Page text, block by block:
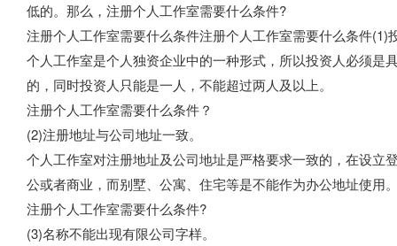
低的。那么，注册个人工作室需要什么条件?
注册个人工作室需要什么条件注册个人工作室需要什么条件(1)
个人工作室是个人独资企业中的一种形式，所以投资人必须是
的，同时投资人只能是一人，不能超过两人及以上。
注册个人工作室需要什么条件？
(2)注册地址与公司地址一致。
个人工作室对注册地址及公司地址是严格要求一致的，在设
公或者商业，而别墅、公寓、住宅等是不能作为办公地址使用
注册个人工作室需要什么条件?
(3)名称不能出现有限公司字样。